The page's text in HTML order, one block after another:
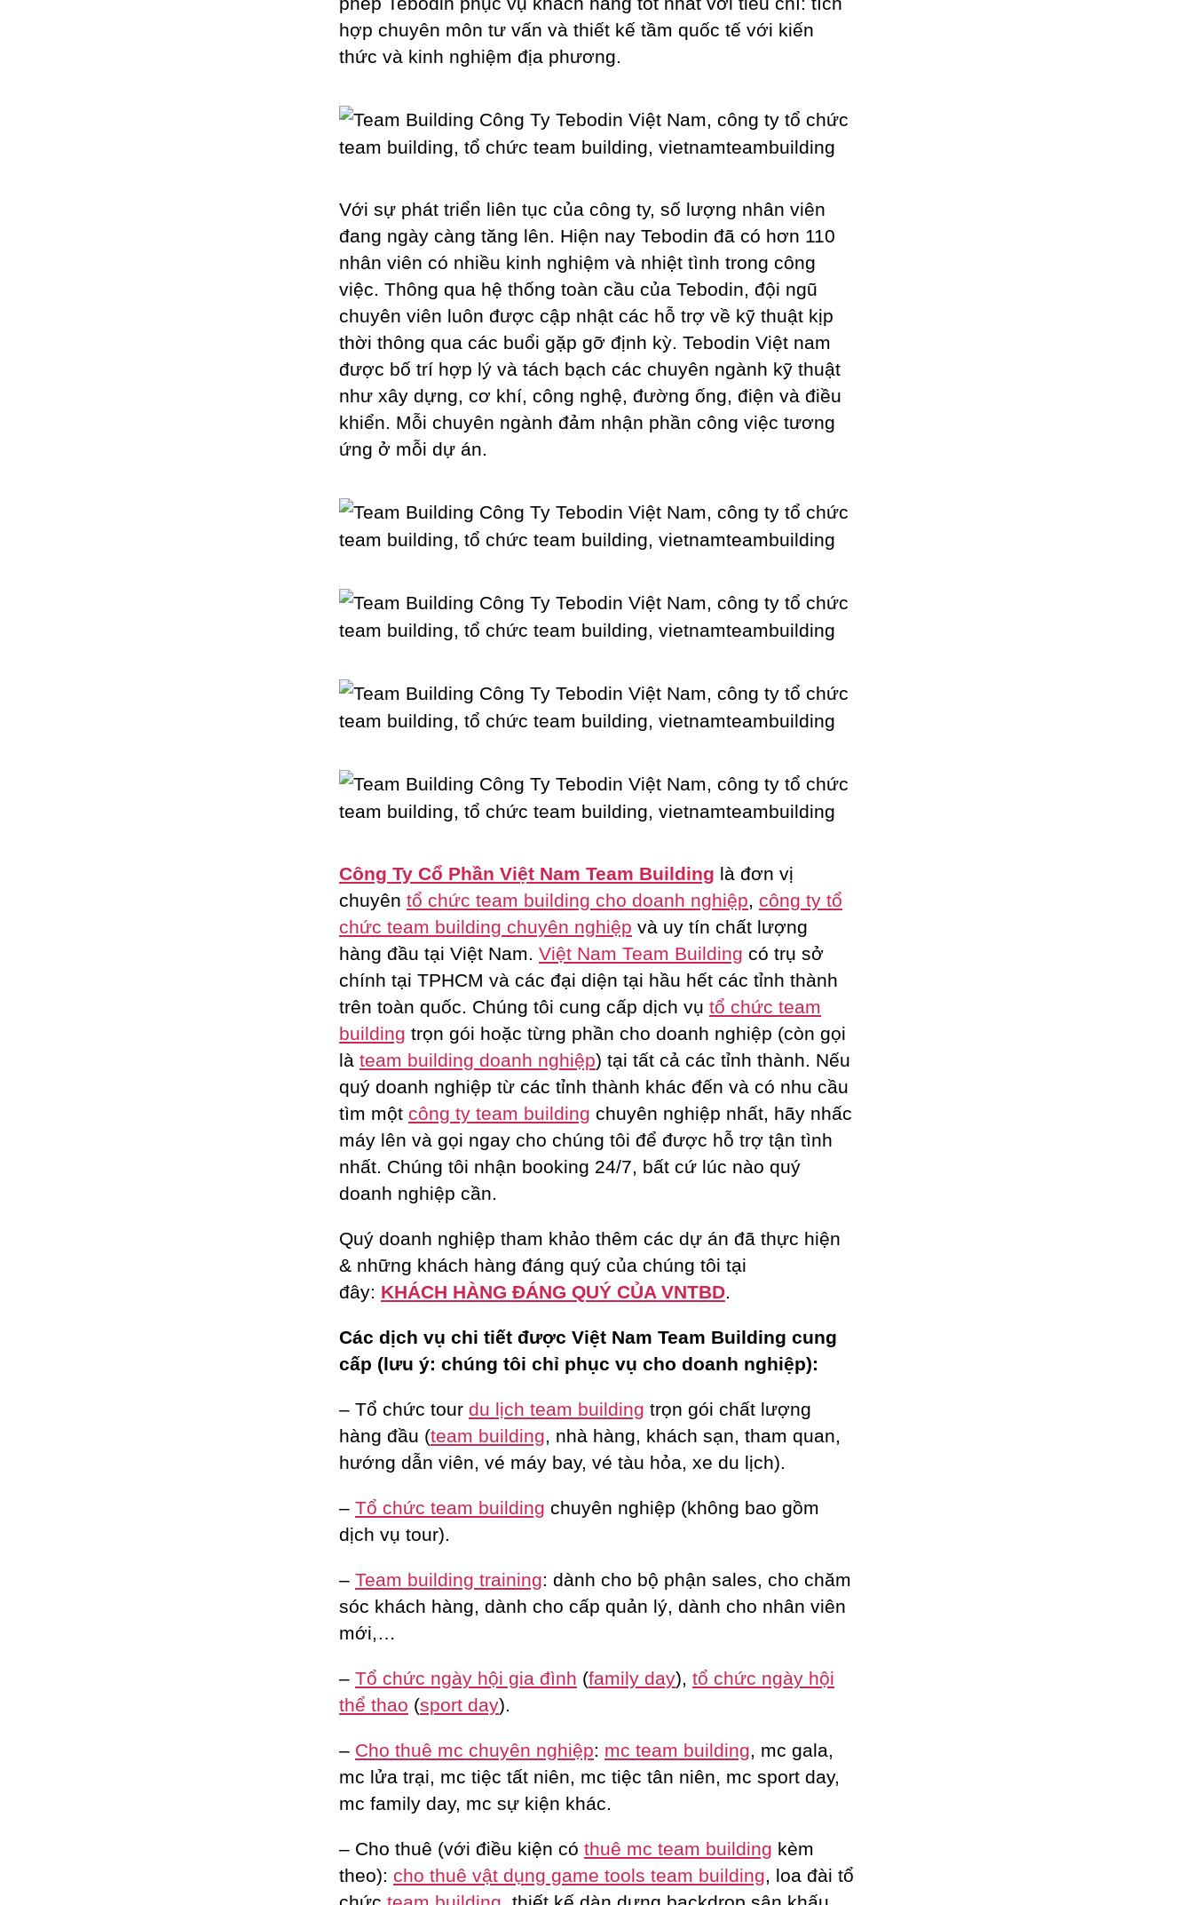
hợp chuyên môn tư vấn và thiết kế tầm quốc tế với kiến
thức và kinh nghiệm địa phương.
Với sự phát triển liên tục của công ty, số lượng nhân viên
đang ngày càng tăng lên. Hiện nay Tebodin đã có hơn 110
nhân viên có nhiều kinh nghiệm và nhiệt tình trong công
việc. Thông qua hệ thống toàn cầu của Tebodin, đội ngũ
chuyên viên luôn được cập nhật các hỗ trợ về kỹ thuật kịp
thời thông qua các buổi gặp gỡ định kỳ. Tebodin Việt nam
được bố trí hợp lý và tách bạch các chuyên ngành kỹ thuật
như xây dựng, cơ khí, công nghệ, đường ống, điện và điều
khiển. Mỗi chuyên ngành đảm nhận phần công việc tương
ứng ở mỗi dự án.
Công Ty Cổ Phần Việt Nam Team Building là đơn vị
chuyên tổ chức team building cho doanh nghiệp
công ty tổ
chức team building chuyên nghiệp và uy tín chất lượng
hàng đầu tại Việt Nam. Việt Nam Team Building có trụ sở
chính tại TPHCM và các đại diện tại hầu hết các tỉnh thành
trên toàn quốc. Chúng tôi cung cấp dịch vụ tổ chức team
building trọn gói hoặc từng phần cho doanh nghiệp (còn gọi
là team building doanh nghiệp) tại tất cả các tỉnh thành. Nếu
quý doanh nghiệp từ các tỉnh thành khác đến và có nhu cầu
tìm một công ty team building chuyên nghiệp nhất, hãy nhấc
máy lên và gọi ngay cho chúng tôi để được hỗ trợ tận tình
nhất. Chúng tôi nhận booking 24/7, bất cứ lúc nào quý
doanh nghiệp cần.
Quý doanh nghiệp tham khảo thêm các dự án đã thực hiện
& những khách hàng đáng quý của chúng tôi tại
đây: KHÁCH HÀNG ĐÁNG QUÝ CỦA VNTBD
Các dịch vụ chi tiết được Việt Nam Team Building cung
cấp (lưu ý: chúng tôi chỉ phục vụ cho doanh nghiệp):
– Tổ chức tour du lịch team building trọn gói chất lượng
hàng đầu (team building , nhà hàng, khách sạn, tham quan,
hướng dẫn viên, vé máy bay, vé tàu hỏa, xe du lịch).
– Tổ chức team building chuyên nghiệp (không bao gồm
dịch vụ tour).
– Team building training: dành cho bộ phận sales, cho chăm
sóc khách hàng, dành cho cấp quản lý, dành cho nhân viên
mới,…
– Tổ chức ngày hội gia đình (family day), tổ chức ngày hội
thể thao (sport day).
– Cho thuê mc chuyên nghiệp: mc team building , mc gala,
mc lửa trại, mc tiệc tất niên, mc tiệc tân niên, mc sport day,
mc family day, mc sự kiện khác.
– Cho thuê (với điều kiện có thuê mc team building kèm
theo): cho thuê vật dụng game tools team building , loa đài tổ